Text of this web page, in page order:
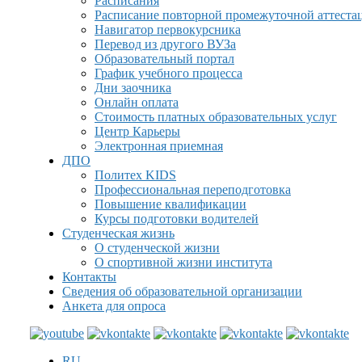
Расписание повторной промежуточной
Навигатор первокурсника
Перевод из другого ВУЗа
Образовательный портал
График учебного процесса
Дни заочника
Онлайн оплата
Стоимость платных образовательных услуг
Центр Карьеры
Электронная приемная
ДПО
Политех KIDS
Профессиональная переподготовка
Повышение квалификации
Курсы подготовки водителей
Студенческая жизнь
О студенческой жизни
О спортивной жизни института
Контакты
Сведения об образовательной организации
Анкета для опроса